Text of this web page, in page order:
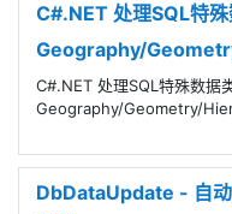
C#.NET 处理SQL特
Geography/
C#.NET 处理SQL特殊数据
Geography/Geometry/
DbDataUpdate - 自